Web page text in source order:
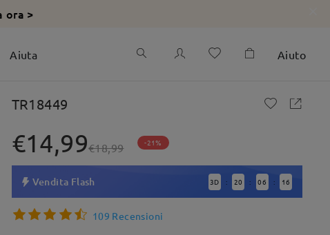
ora >
Aiuta Aiuto
TR18449
€14,99€18,99 -21%
Vendita Flash 3D : 20 : 06 : 14
109 Recensioni